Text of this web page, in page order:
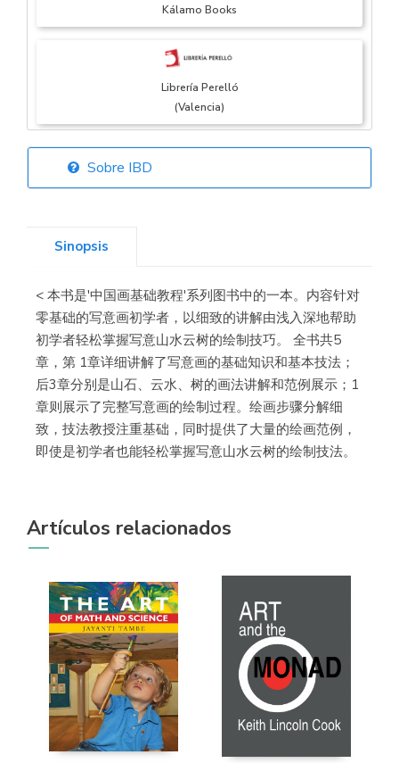
Kálamo Books
Librería Perelló
(Valencia)
Librería Elías
Librería Kolima
(Madrid)
Librería Proteo
(Málaga)
Sobre IBD
Sinopsis
< 本书是'中国画基础教程'系列图书中的一本。内容针对
零基础的写意画初学者，以细致的讲解由浅入深地帮助
初学者轻松掌握写意山水云树的绘制技巧。 全书共5
章，第 1章详细讲解了写意画的基础知识和基本技法；
后3章分别是山石、云水、树的画法讲解和范例展示；1
章则展示了完整写意画的绘制过程。绘画步骤分解细
致，技法教授注重基础，同时提供了大量的绘画范例，
即使是初学者也能轻松掌握写意山水云树的绘制技法。
Artículos relacionados